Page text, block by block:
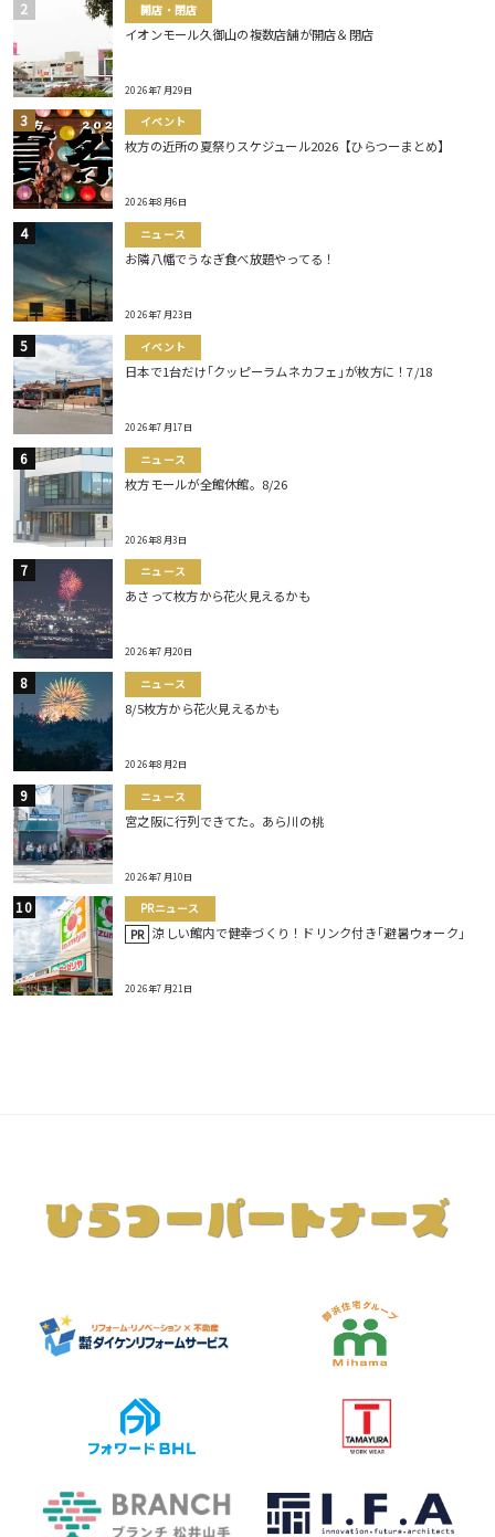
開店・閉店
イオンモール久御山の複数店舗が開店＆閉店
2026年7月29日
イベント
枚方の近所の夏祭りスケジュール2026【ひらつーまとめ】
2026年8月6日
ニュース
お隣八幡でうなぎ食べ放題やってる！
2026年7月23日
イベント
日本で1台だけ｢クッピーラムネカフェ｣が枚方に！7/18
2026年7月17日
ニュース
枚方モールが全館休館。8/26
2026年8月3日
ニュース
あさって枚方から花火見えるかも
2026年7月20日
ニュース
8/5枚方から花火見えるかも
2026年8月2日
ニュース
宮之阪に行列できてた。あら川の桃
2026年7月10日
PRニュース
PR 涼しい館内で健幸づくり！ドリンク付き｢避暑ウォーク｣
2026年7月21日